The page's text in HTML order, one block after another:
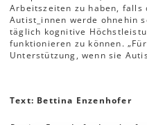
Arbeitszeiten zu haben, falls
Autist_innen werde ohnehin
täglich kognitive
funktionieren zu können.
Unterstützung, wenn sie
Text: Bettina Enzenhofer